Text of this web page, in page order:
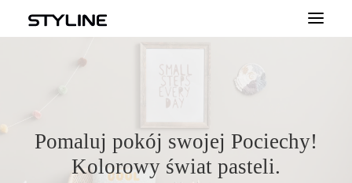
PRODUKTY
PALETA KOLORÓW
Pomaluj pokój swojej Pociechy!
Kolorowy świat pasteli.